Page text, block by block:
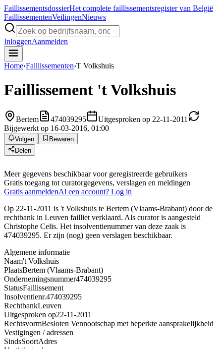
FaillissementsdossierHet complete faillissementsregister van België
FaillissementenVeilingenNieuws
InloggenAanmelden
Home›Faillissementen›T Volkshuis
Faillissement 't Volkshuis
Bertem 474039295
Uitgesproken op 22-11-2011
Bijgewerkt op 16-03-2016, 01:00
Volgen
Bewaren
Delen
Meer gegevens beschikbaar voor geregistreerde gebruikers
Gratis toegang tot curatorgegevens, verslagen en meldingen
Gratis aanmeldenAl een account? Log in
Op 22-11-2011 is 't Volkshuis te Bertem (Vlaams-Brabant) door de
rechtbank in Leuven failliet verklaard. Als curator is aangesteld
Christophe Celis. Het insolventienummer van deze zaak is
474039295. Er zijn (nog) geen verslagen beschikbaar.
Algemene informatie
Naam't Volkshuis
PlaatsBertem (Vlaams-Brabant)
Ondernemingsnummer474039295
StatusFaillissement
Insolventienr.474039295
RechtbankLeuven
Uitgesproken op22-11-2011
RechtsvormBesloten Vennootschap met beperkte aansprakelijkheid
Vestigingen / adressen
SindsSoortAdres